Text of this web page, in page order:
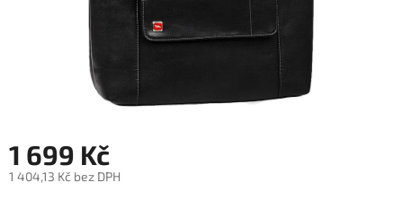
1 699 Kč
1 404,13 Kč bez DPH